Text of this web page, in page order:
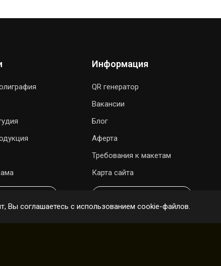
Информация
QR генератор
Вакансии
Блог
Аферта
Требования к макетам
Карта сайта
Вы соглашаетесь с использованием cookie-файлов.